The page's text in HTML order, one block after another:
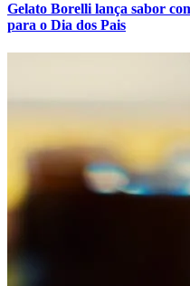
Gelato Borelli lança sabor
para o Dia dos Pais